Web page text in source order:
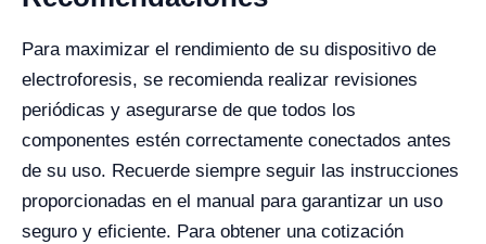
Para maximizar el rendimiento de su dispositivo de
electroforesis, se recomienda realizar revisiones
periódicas y asegurarse de que todos los
componentes estén correctamente conectados antes
de su uso. Recuerde siempre seguir las instrucciones
proporcionadas en el manual para garantizar un uso
seguro y eficiente. Para obtener una cotización